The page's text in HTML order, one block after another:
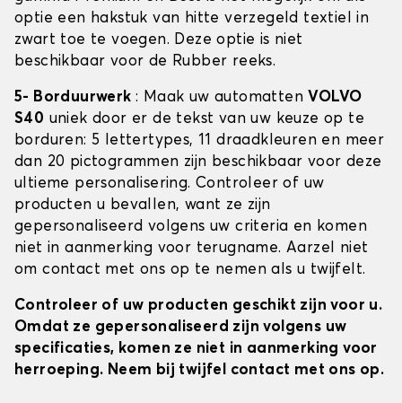
optie een hakstuk van hitte verzegeld textiel in
zwart toe te voegen. Deze optie is niet
beschikbaar voor de Rubber reeks.
5- Borduurwerk : Maak uw automatten VOLVO
S40 uniek door er de tekst van uw keuze op te
borduren: 5 lettertypes, 11 draadkleuren en meer
dan 20 pictogrammen zijn beschikbaar voor deze
ultieme personalisering. Controleer of uw
producten u bevallen, want ze zijn
gepersonaliseerd volgens uw criteria en komen
niet in aanmerking voor terugname. Aarzel niet
om contact met ons op te nemen als u twijfelt.
Controleer of uw producten geschikt zijn voor u.
Omdat ze gepersonaliseerd zijn volgens uw
specificaties, komen ze niet in aanmerking voor
herroeping. Neem bij twijfel contact met ons op.